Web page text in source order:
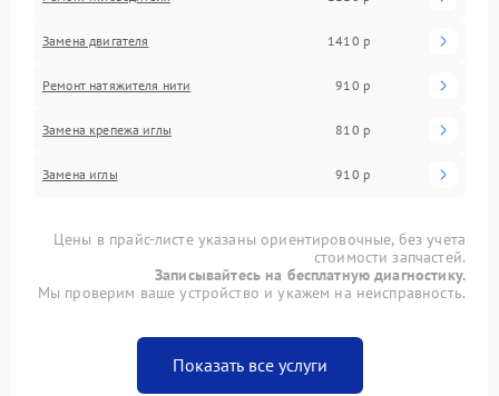
Замена двигателя 1410 р
Ремонт натяжителя нити 910 р
Замена крепежа иглы 810 р
Замена иглы 910 р
Цены в прайс-листе указаны ориентировочные, без учета
стоимости запчастей.
Записывайтесь на бесплатную диагностику.
Мы проверим ваше устройство и укажем на неисправность.
Показать все услуги